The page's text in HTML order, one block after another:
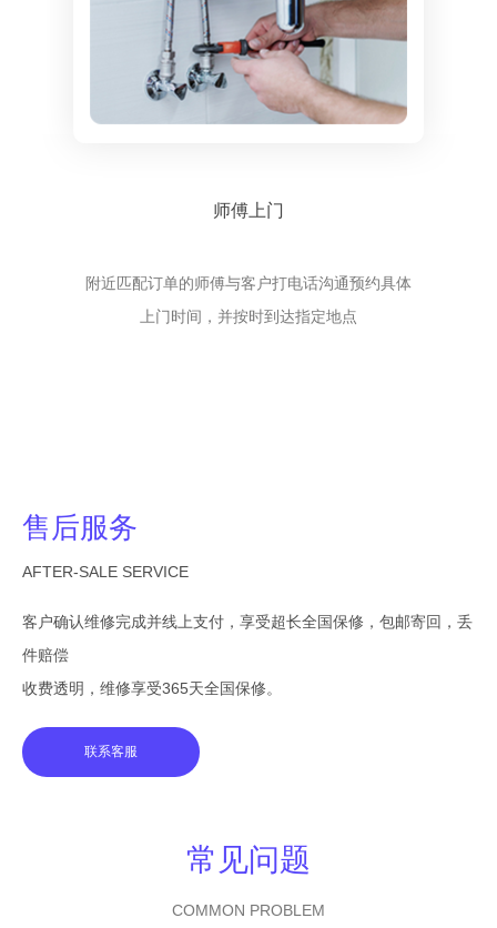
师傅上门
附近匹配订单的师傅与客户打电话沟通预约具体
上门时间，并按时到达指定地点
售后服务
AFTER-SALE SERVICE
客户确认维修完成并线上支付，享受超长全国保修，包邮寄回，丢
件赔偿
收费透明，维修享受365天全国保修。
联系客服
常见问题
COMMON PROBLEM